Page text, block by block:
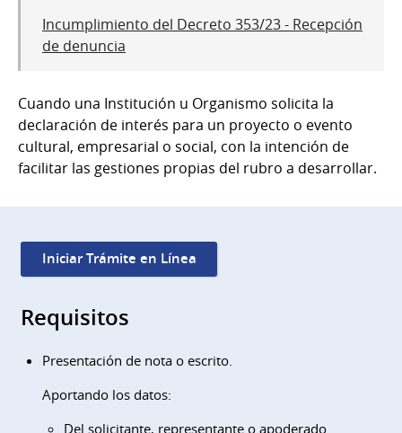
Incumplimiento del Decreto 353/23 - Recepción
de denuncia
Cuando una Institución u Organismo solicita la
declaración de interés para un proyecto o evento
cultural, empresarial o social, con la intención de
facilitar las gestiones propias del rubro a desarrollar.
Iniciar Trámite en Línea
Requisitos
Presentación de nota o escrito.
Aportando los datos:
Del solicitante, representante o apoderado.